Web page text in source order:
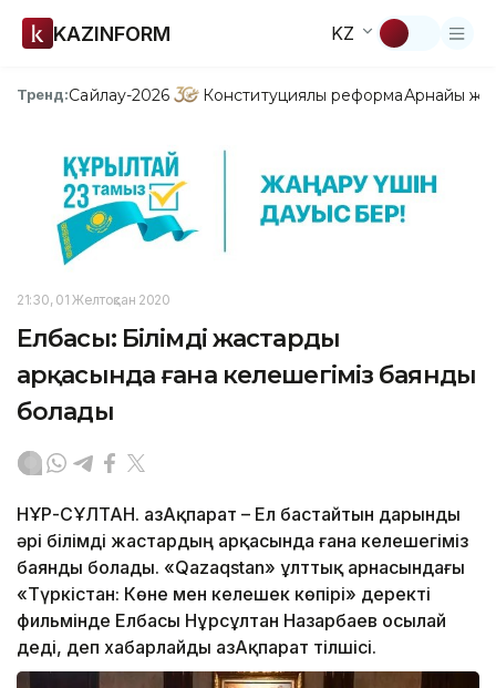
KAZINFORM KZ
Тренд:Сайлау-2026 Конституциялық реформаАрнайы
21:30, 01 Желтоқсан 2020
Елбасы: Білімді жастардың
арқасында ғана келешегіміз баянды
болады
НҰР-СҰЛТАН. ҚазАқпарат – Ел бастайтын дарынды
әрі білімді жастардың арқасында ғана келешегіміз
баянды болады. «Qazaqstan» ұлттық арнасындағы
«Түркістан: Көне мен келешек көпірі» деректі
фильмінде Елбасы Нұрсұлтан Назарбаев осылай
деді, деп хабарлайды ҚазАқпарат тілшісі.